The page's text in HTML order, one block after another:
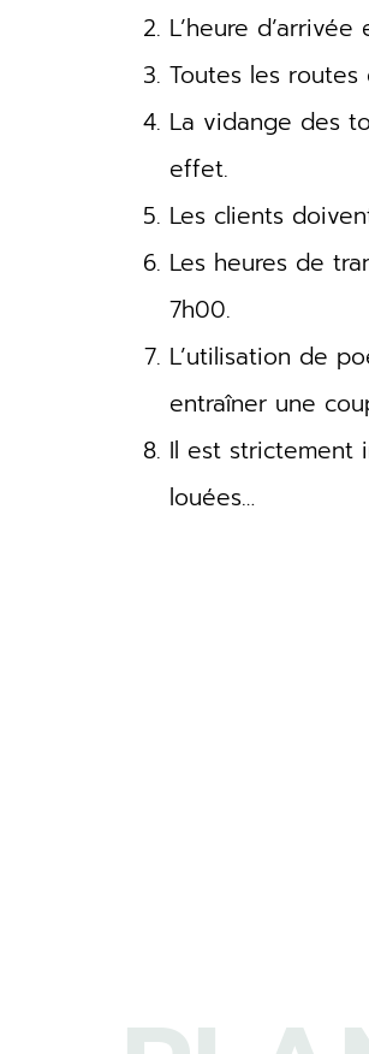
L’heure
Toutes les
La vidange des
effet.
Les clients
Les heures de
7h00.
L’utilisation de
entraîner une
Il est strictement
louées…